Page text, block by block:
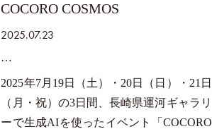
COCORO COSMOS
2025.07.23
2025年7月19日（土）・20日（日）・21日
（月・祝）の3日間、長崎県運河ギャラリ
ーで生成AIを使ったイベント「COCORO